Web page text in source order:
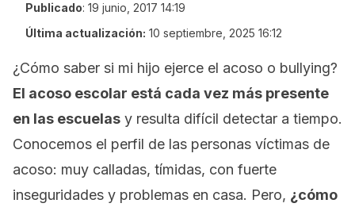
Publicado: 19 junio, 2017 14:19
Última actualización: 10 septiembre, 2025 16:12
¿Cómo saber si mi hijo ejerce el acoso o bullying?
El acoso escolar está cada vez más presente
en las escuelas y resulta difícil detectar a tiempo.
Conocemos el perfil de las personas víctimas de
acoso: muy calladas, tímidas, con fuerte
inseguridades y problemas en casa. Pero, ¿cómo